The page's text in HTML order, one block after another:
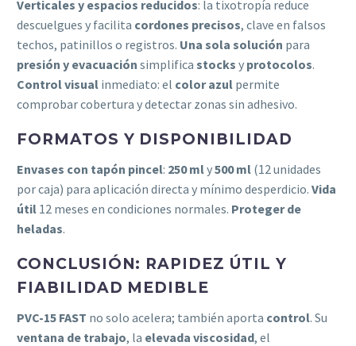
Verticales y espacios reducidos: la tixotropía reduce
descuelgues y facilita cordones precisos, clave en falsos
techos, patinillos o registros. Una sola solución para
presión y evacuación simplifica stocks y protocolos.
Control visual inmediato: el color azul permite
comprobar cobertura y detectar zonas sin adhesivo.
FORMATOS Y DISPONIBILIDAD
Envases con tapón pincel: 250 mly500 ml (12 unidades
por caja) para aplicación directa y mínimo desperdicio. Vida
útil 12 meses en condiciones normales. Proteger de
heladas.
CONCLUSIÓN: RAPIDEZ ÚTIL Y
FIABILIDAD MEDIBLE
PVC-15 FAST no solo acelera; también aporta control. Su
ventana de trabajo, la elevada viscosidad, el